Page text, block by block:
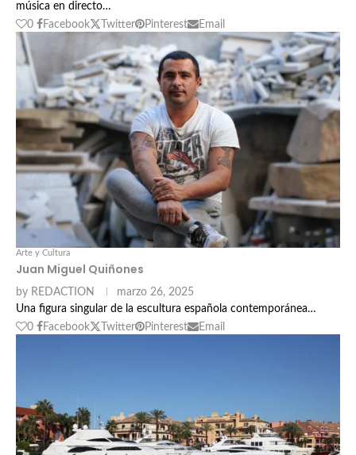
música en directo…
0
Facebook Twitter Pinterest Email
Arte y Cultura
Juan Miguel Quiñones
by REDACTION
marzo 26, 2025
Una figura singular de la escultura española contemporánea…
0
Facebook Twitter Pinterest Email